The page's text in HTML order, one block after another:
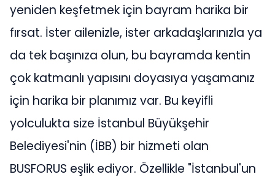
yeniden keşfetmek için bayram harika bir
fırsat. İster ailenizle, ister arkadaşlarınızla ya
da tek başınıza olun, bu bayramda kentin
çok katmanlı yapısını doyasıya yaşamanız
için harika bir planımız var. Bu keyifli
yolculukta size İstanbul Büyükşehir
Belediyesi'nin (İBB) bir hizmeti olan
BUSFORUS eşlik ediyor. Özellikle "İstanbul'un